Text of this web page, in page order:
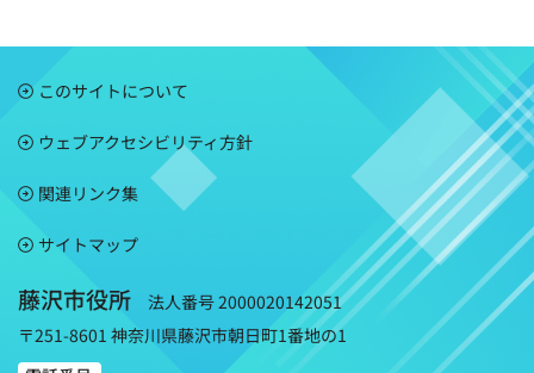
このサイトについて
ウェブアクセシビリティ方針
関連リンク集
サイトマップ
藤沢市役所
法人番号 2000020142051
〒251-8601 神奈川県藤沢市朝日町1番地の1